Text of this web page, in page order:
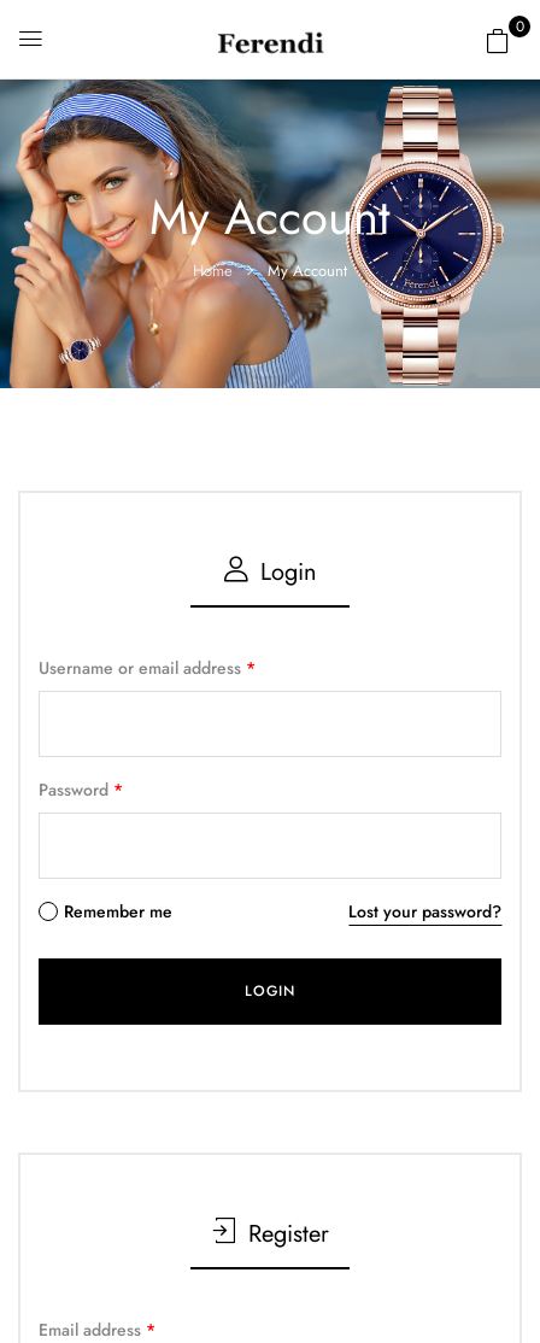
0
My Account
Home My Account
Login
Username or email address *
Password *
Remember me Lost your password?
Register
Email address *